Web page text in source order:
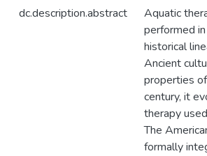
dc.description.abstract
Aquatic
performed
historical
Ancient
properties
century, it
therapy
The
formally